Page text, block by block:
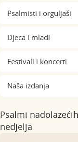
Psalmisti i orguljaši
Djeca i mladi
Festivali i koncerti
Naša izdanja
Psalmi nadolazećih
nedjelja